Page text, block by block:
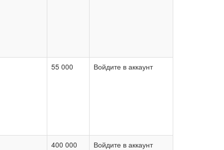
55 000 Войдите в аккаунт
400 000 Войдите в аккаунт